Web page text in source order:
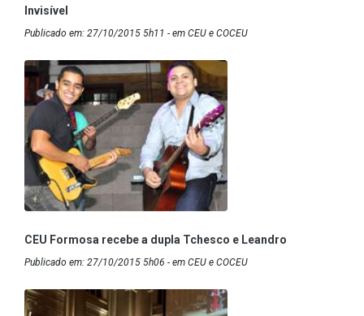
Invisível
Publicado em: 27/10/2015 5h11 - em CEU e COCEU
CEU Formosa recebe a dupla Tchesco e Leandro
Publicado em: 27/10/2015 5h06 - em CEU e COCEU